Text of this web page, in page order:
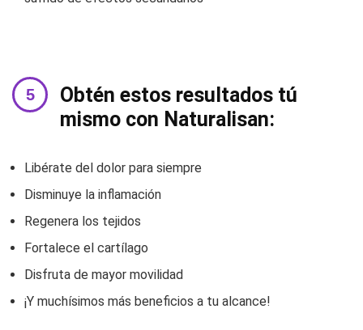
Obtén estos resultados tú
mismo con Naturalisan:
Libérate del dolor para siempre
Disminuye la inflamación
Regenera los tejidos
Fortalece el cartílago
Disfruta de mayor movilidad
¡Y muchísimos más beneficios a tu alcance!